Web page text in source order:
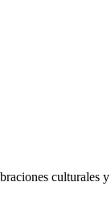
culturales y